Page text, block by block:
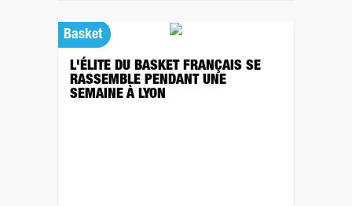
Basket
L'ÉLITE DU BASKET FRANÇAIS SE
RASSEMBLE PENDANT UNE
SEMAINE À LYON